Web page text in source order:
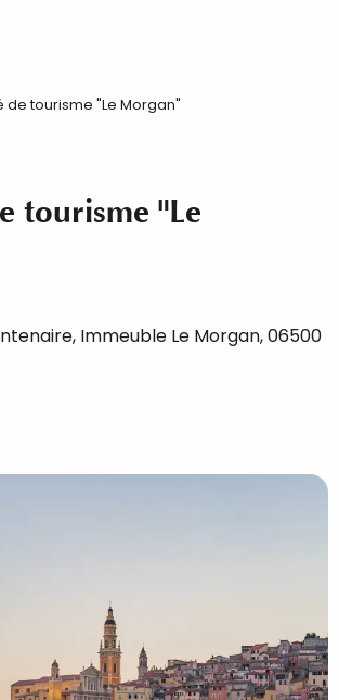
de tourisme "Le Morgan"
tourisme "Le
Immeuble Le Morgan, 06500
aux favoris